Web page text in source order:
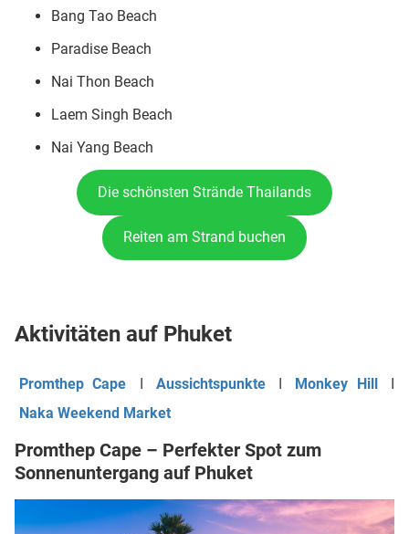
Bang Tao Beach
Paradise Beach
Nai Thon Beach
Laem Singh Beach
Nai Yang Beach
Die schönsten Strände Thailands
Reiten am Strand buchen
Aktivitäten auf Phuket
Promthep Cape I Aussichtspunkte I Monkey Hill
I
Naka Weekend Market
Promthep Cape – Perfekter Spot zum
Sonnenuntergang auf Phuket